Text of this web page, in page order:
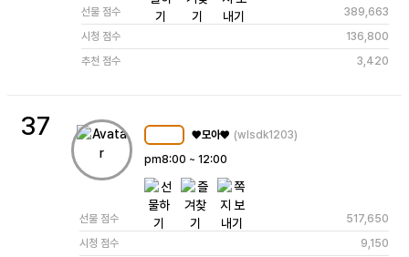
선물 점수
389,663
시청 점수
136,800
추천 점수
3,420
37 ♥모아♥ (wlsdk1203)
선물 점수
517,650
시청 점수
9,150